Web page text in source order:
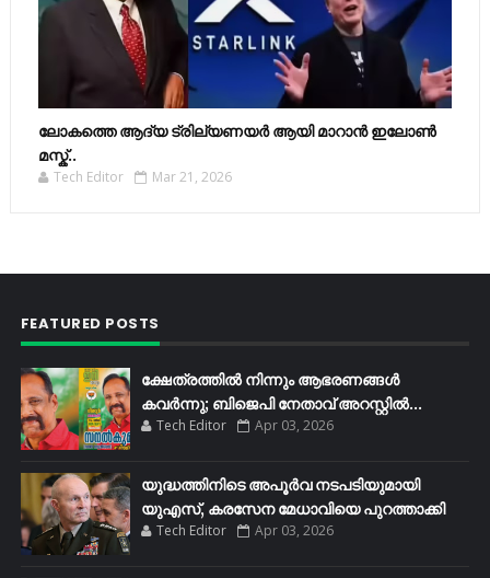
ലോകത്തെ ആദ്യ ട്രില്യണയർ ആയി മാറാൻ ഇലോൺ
മസ്ക്..
Tech Editor Mar 21, 2026
FEATURED POSTS
ക്ഷേത്രത്തിൽ നിന്നും ആഭരണങ്ങൾ
കവർന്നു; ബിജെപി നേതാവ് അറസ്റ്റിൽ...
Tech Editor Apr 03, 2026
യുദ്ധത്തിനിടെ അപൂർവ നടപടിയുമായി
യുഎസ്, കരസേന മേധാവിയെ പുറത്താക്കി
Tech Editor Apr 03, 2026